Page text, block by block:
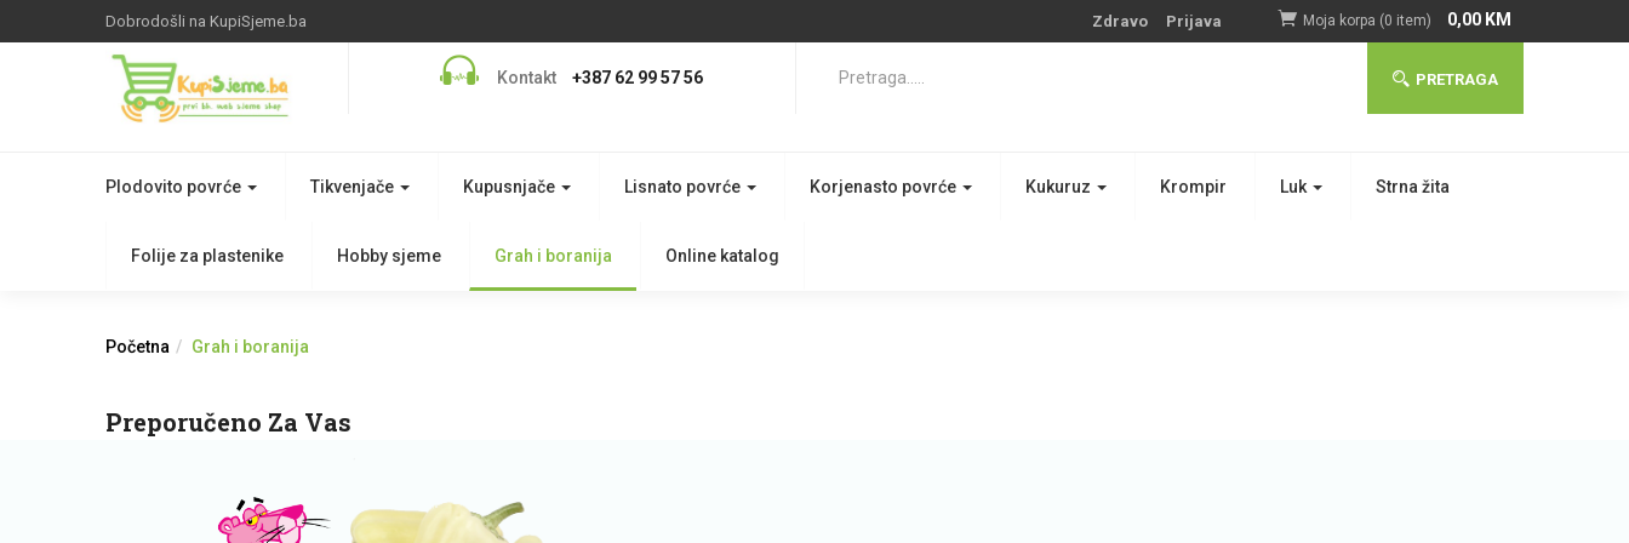
Dobrodošli na KupiSjeme.ba Zdravo Prijava Moja korpa (0 item) 0,00 KM
Kontakt +387 62 99 57 56 PRETRAGA
Plodovito povrće Tikvenjače Kupusnjače Lisnato povrće Korjenasto povrće Kukuruz Krompir Luk Strna žita
Folije za plastenike Hobby sjeme Grah i boranija Online katalog
Početna Grah i boranija
Preporučeno Za Vas